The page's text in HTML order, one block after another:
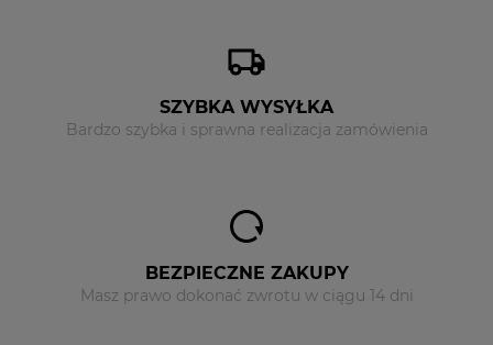
SZYBKA WYSYŁKA
Bardzo szybka i sprawna realizacja zamówienia
BEZPIECZNE ZAKUPY
Masz prawo dokonać zwrotu w ciągu 14 dni